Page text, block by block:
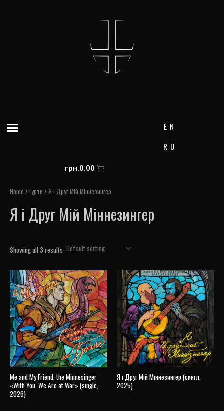
Menu
EN
RU
грн.0.00 Cart
Home / Гурти / Я і Друг Мій Міннезингер
Я і Друг Мій Міннезингер
Showing all 3 results
Me and My Friend, the Minnesinger
«With You, We Are at War» (single,
2026)
Я і Друг Мій Міннезингер (сингл,
2025)